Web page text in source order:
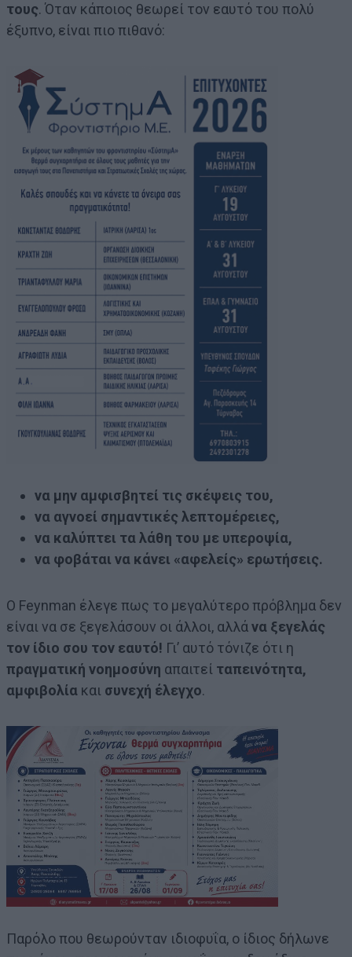
τους. Όταν κάποιος θεωρεί τον εαυτό του πολύ
έξυπνο, είναι πιο πιθανό:
να μην αμφισβητεί τις σκέψεις του,
να αγνοεί σημαντικές λεπτομέρειες,
να καλύπτει τα λάθη του με υπεροψία,
να φοβάται να κάνει «αφελείς» ερωτήσεις.
Ο Feynman έλεγε πως το μεγαλύτερο πρόβλημα δεν
είναι να σε ξεγελάσουν οι άλλοι, αλλάνα ξεγελάς
τον ίδιο σου τον εαυτό! Γι’ αυτό τόνιζε ότι η
πραγματική νοημοσύνη απαιτεί ταπεινότητα,
αμφιβολία και συνεχή έλεγχο.
Παρόλο που θεωρούνταν ιδιοφυΐα, ο ίδιος δήλωνε